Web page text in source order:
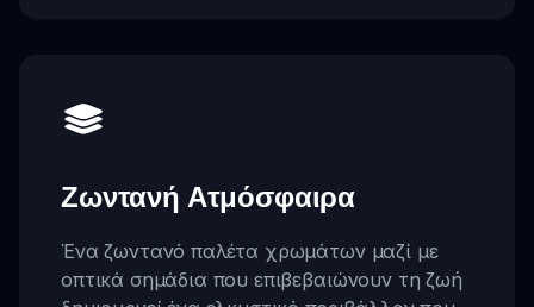
Ζωντανή Ατμόσφαιρα
Ένα ζωντανό παλέτα χρωμάτων μαζί με
οπτικά σημάδια που επιβεβαιώνουν τη ζωή